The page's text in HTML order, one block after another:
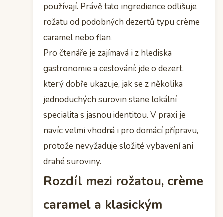
používají. Právě tato ingredience odlišuje
rožatu od podobných dezertů typu crème
caramel nebo flan.
Pro čtenáře je zajímavá i z hlediska
gastronomie a cestování: jde o dezert,
který dobře ukazuje, jak se z několika
jednoduchých surovin stane lokální
specialita s jasnou identitou. V praxi je
navíc velmi vhodná i pro domácí přípravu,
protože nevyžaduje složité vybavení ani
drahé suroviny.
Rozdíl mezi rožatou, crème
caramel a klasickým